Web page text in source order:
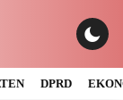
DPRD